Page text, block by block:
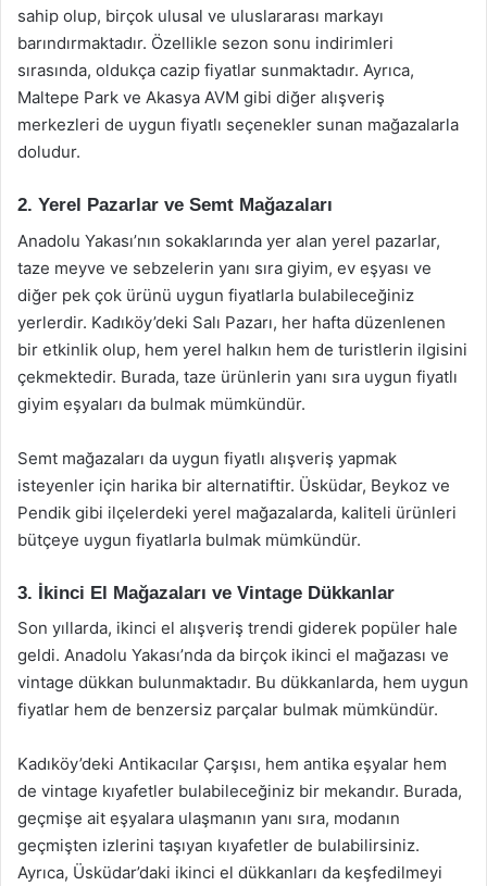
sahip olup, birçok ulusal ve uluslararası markayı
barındırmaktadır. Özellikle sezon sonu indirimleri
sırasında, oldukça cazip fiyatlar sunmaktadır. Ayrıca,
Maltepe Park ve Akasya AVM gibi diğer alışveriş
merkezleri de uygun fiyatlı seçenekler sunan mağazalarla
doludur.
2. Yerel Pazarlar ve Semt Mağazaları
Anadolu Yakası’nın sokaklarında yer alan yerel pazarlar,
taze meyve ve sebzelerin yanı sıra giyim, ev eşyası ve
diğer pek çok ürünü uygun fiyatlarla bulabileceğiniz
yerlerdir. Kadıköy’deki Salı Pazarı, her hafta düzenlenen
bir etkinlik olup, hem yerel halkın hem de turistlerin ilgisini
çekmektedir. Burada, taze ürünlerin yanı sıra uygun fiyatlı
giyim eşyaları da bulmak mümkündür.
Semt mağazaları da uygun fiyatlı alışveriş yapmak
isteyenler için harika bir alternatiftir. Üsküdar, Beykoz ve
Pendik gibi ilçelerdeki yerel mağazalarda, kaliteli ürünleri
bütçeye uygun fiyatlarla bulmak mümkündür.
3. İkinci El Mağazaları ve Vintage Dükkanlar
Son yıllarda, ikinci el alışveriş trendi giderek popüler hale
geldi. Anadolu Yakası’nda da birçok ikinci el mağazası ve
vintage dükkan bulunmaktadır. Bu dükkanlarda, hem uygun
fiyatlar hem de benzersiz parçalar bulmak mümkündür.
Kadıköy’deki Antikacılar Çarşısı, hem antika eşyalar hem
de vintage kıyafetler bulabileceğiniz bir mekandır. Burada,
geçmişe ait eşyalara ulaşmanın yanı sıra, modanın
geçmişten izlerini taşıyan kıyafetler de bulabilirsiniz.
Ayrıca, Üsküdar’daki ikinci el dükkanları da keşfedilmeyi